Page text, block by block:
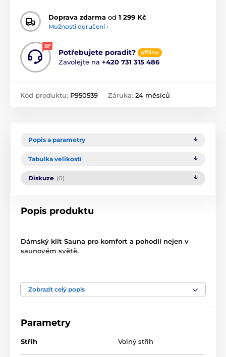
Doprava zdarma od 1 299 Kč
Možnosti doručení ›
Potřebujete poradit? offline
Zavolejte na +420 731 315 486
Kód produktu: P950539 Záruka: 24 měsíců
Popis a parametry
Tabulka velikostí
Diskuze (0)
Popis produktu
Dámský kilt Sauna pro komfort a pohodlí nejen v
saunovém světě.
lehký a pohodlný, díky dostatečné šířce překrytí
umožňuje volný a bezpečný pohyb
pevně zajistí kilt na svém místě
Zobrazit celý popis
Parametry
Střih Volný střih